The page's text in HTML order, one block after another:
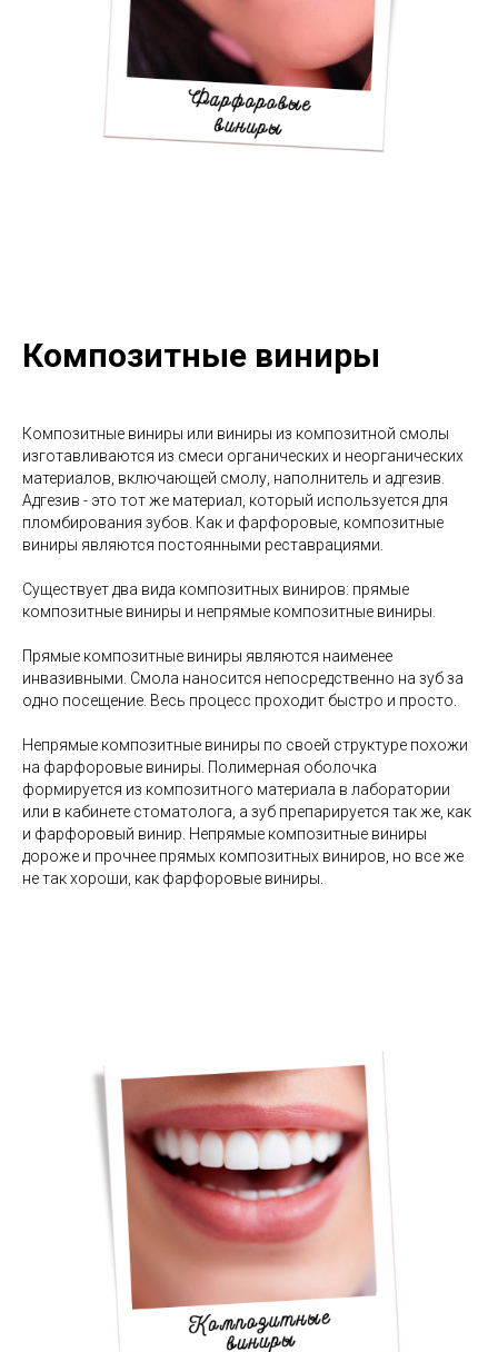
Композитные виниры
Композитные виниры или виниры из композитной смолы
изготавливаются из смеси органических и неорганических
материалов, включающей смолу, наполнитель и адгезив.
Адгезив - это тот же материал, который используется для
пломбирования зубов. Как и фарфоровые, композитные
виниры являются постоянными реставрациями.
Существует два вида композитных виниров: прямые
композитные виниры и непрямые композитные виниры.
Прямые композитные виниры являются наименее
инвазивными. Смола наносится непосредственно на зуб за
одно посещение. Весь процесс проходит быстро и просто.
Непрямые композитные виниры по своей структуре похожи
на фарфоровые виниры. Полимерная оболочка
формируется из композитного материала в лаборатории
или в кабинете стоматолога, а зуб препарируется так же, как
и фарфоровый винир. Непрямые композитные виниры
дороже и прочнее прямых композитных виниров, но все же
не так хороши, как фарфоровые виниры.